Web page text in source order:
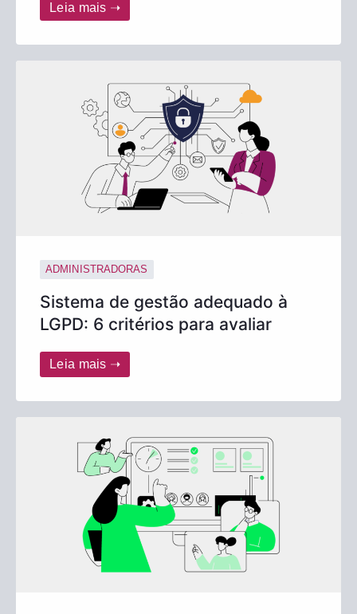
Leia mais ➝
ADMINISTRADORAS
Sistema de gestão adequado à
LGPD: 6 critérios para avaliar
Leia mais ➝